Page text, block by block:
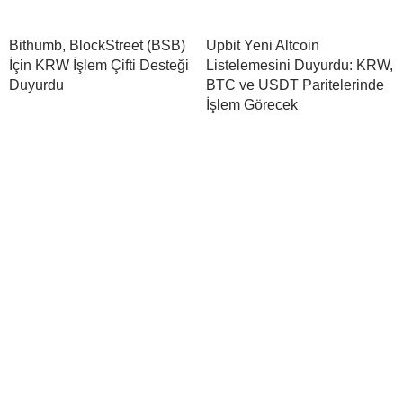
Bithumb, BlockStreet (BSB)
İçin KRW İşlem Çifti Desteği
Duyurdu
Upbit Yeni Altcoin
Listelemesini Duyurdu: KRW,
BTC ve USDT Paritelerinde
İşlem Görecek